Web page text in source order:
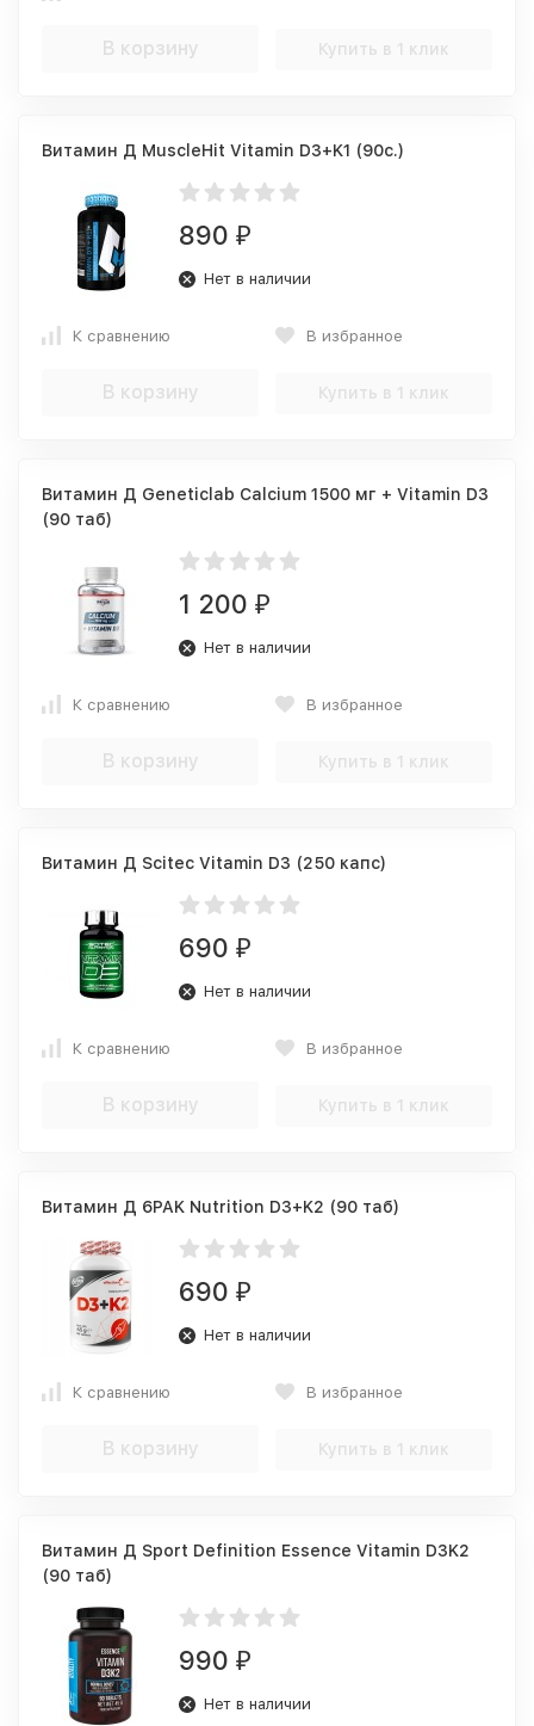
В корзину Купить в 1 клик
Витамин Д MuscleHit Vitamin D3+K1 (90c.)
890 ₽
Нет в наличии
К сравнению В избранное
В корзину Купить в 1 клик
Витамин Д Geneticlab Calcium 1500 мг + Vitamin D3
(90 таб)
1 200 ₽
Нет в наличии
К сравнению В избранное
В корзину Купить в 1 клик
Витамин Д Scitec Vitamin D3 (250 капс)
690 ₽
Нет в наличии
К сравнению В избранное
В корзину Купить в 1 клик
Витамин Д 6PAK Nutrition D3+K2 (90 таб)
690 ₽
Нет в наличии
К сравнению В избранное
В корзину Купить в 1 клик
Витамин Д Sport Definition Essence Vitamin D3K2
(90 таб)
990 ₽
Нет в наличии